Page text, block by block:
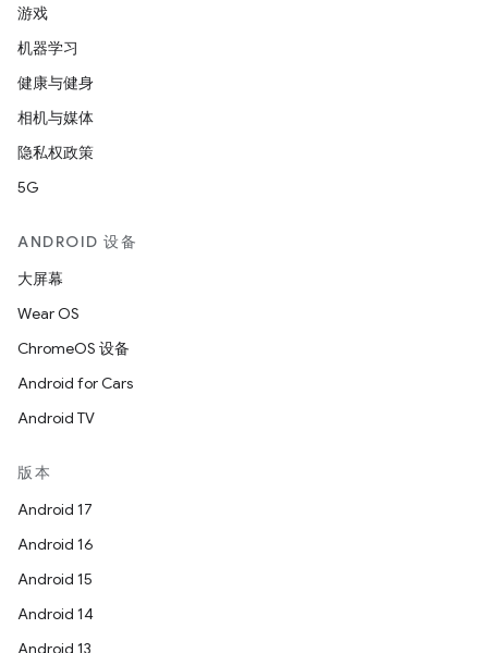
游戏
机器学习
健康与健身
相机与媒体
隐私权政策
5G
ANDROID 设备
大屏幕
Wear OS
ChromeOS 设备
Android for Cars
Android TV
版本
Android 17
Android 16
Android 15
Android 14
Android 13